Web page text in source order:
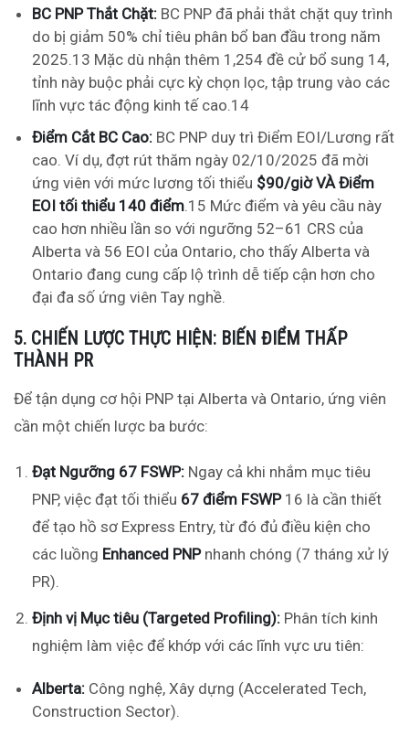
BC PNP Thắt Chặt: BC PNP đã phải thắt chặt quy trình
do bị giảm 50% chỉ tiêu phân bổ ban đầu trong năm
2025.13 Mặc dù nhận thêm 1,254 đề cử bổ sung 14,
tỉnh này buộc phải cực kỳ chọn lọc, tập trung vào các
lĩnh vực tác động kinh tế cao.14
Điểm Cắt BC Cao: BC PNP duy trì Điểm EOI/Lương rất
cao. Ví dụ, đợt rút thăm ngày 02/10/2025 đã mời
ứng viên với mức lương tối thiểu $90/giờ VÀ Điểm
EOI tối thiểu 140 điểm.15 Mức điểm và yêu cầu này
cao hơn nhiều lần so với ngưỡng 52–61 CRS của
Alberta và 56 EOI của Ontario, cho thấy Alberta và
Ontario đang cung cấp lộ trình dễ tiếp cận hơn cho
đại đa số ứng viên Tay nghề.
5. CHIẾN LƯỢC THỰC HIỆN: BIẾN ĐIỂM THẤP
THÀNH PR
Để tận dụng cơ hội PNP tại Alberta và Ontario, ứng viên
cần một chiến lược ba bước:
Đạt Ngưỡng 67 FSWP: Ngay cả khi nhắm mục tiêu
PNP, việc đạt tối thiểu 67 điểm FSWP 16 là cần thiết
để tạo hồ sơ Express Entry, từ đó đủ điều kiện cho
các luồng Enhanced PNPnhanh chóng (7 tháng xử lý
PR).
Định vị Mục tiêu (Targeted Profiling): Phân tích kinh
nghiệm làm việc để khớp với các lĩnh vực ưu tiên:
Alberta: Công nghệ, Xây dựng (Accelerated Tech,
Construction Sector).